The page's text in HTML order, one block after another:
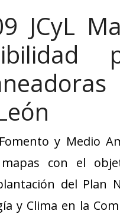
JCyL
y Medio
con el
del Plan
y Clima en la